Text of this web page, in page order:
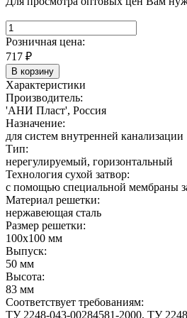
Розничная цена:
717 ₽
В корзину
Характеристики
Производитель:
'АНИ Пласт', Россия
Назначение:
для систем внутренней канализации
Тип:
нерегулируемый, горизонтальный
Технология сухой затвор:
с помощью специальной мембраны
Материал решетки:
нержавеющая сталь
Размер решетки:
100х100 мм
Выпуск:
50 мм
Высота:
83 мм
Соответствует требованиям:
ТУ 2248-043-00284581-2000, ТУ